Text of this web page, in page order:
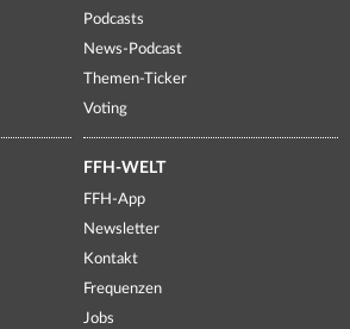
Podcasts
News-Podcast
Themen-Ticker
Voting
FFH-WELT
FFH-App
Newsletter
Kontakt
Frequenzen
Jobs